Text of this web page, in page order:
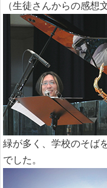
（生徒さんからの感想
緑が多く、学校のそば
でした。